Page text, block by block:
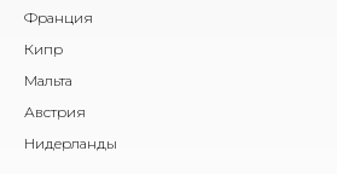
Франция
Кипр
Мальта
Австрия
Нидерланды